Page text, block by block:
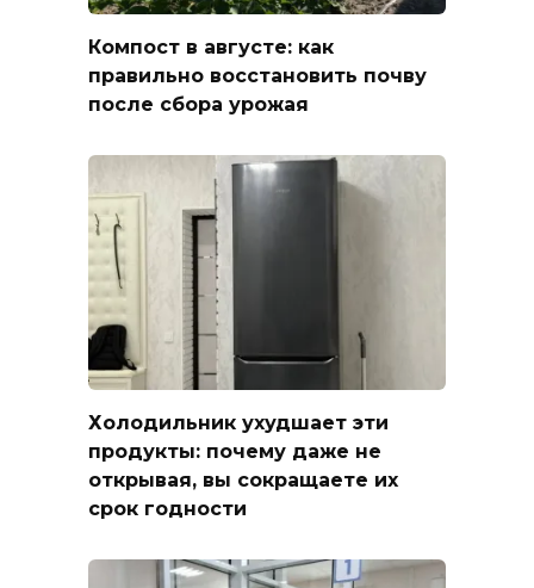
Компост в августе: как
правильно восстановить почву
после сбора урожая
Холодильник ухудшает эти
продукты: почему даже не
открывая, вы сокращаете их
срок годности